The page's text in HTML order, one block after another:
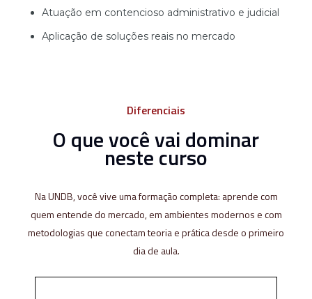
Atuação em contencioso administrativo e judicial
Aplicação de soluções reais no mercado
Diferenciais
O que você vai dominar
neste curso
Na UNDB, você vive uma formação completa: aprende com
quem entende do mercado, em ambientes modernos e com
metodologias que conectam teoria e prática desde o primeiro
dia de aula.